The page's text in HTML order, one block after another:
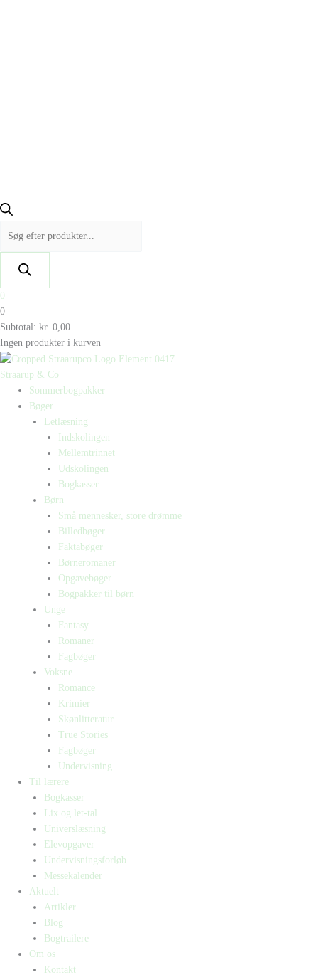
0
0
Subtotal: kr. 0,00
Ingen produkter i kurven
Straarup & Co
Sommerbogpakker
Bøger
Letlæsning
Indskolingen
Mellemtrinnet
Udskolingen
Bogkasser
Børn
Små mennesker, store drømme
Billedbøger
Faktabøger
Børneromaner
Opgavebøger
Bogpakker til børn
Unge
Fantasy
Romaner
Fagbøger
Voksne
Romance
Krimier
Skønlitteratur
True Stories
Fagbøger
Undervisning
Til lærere
Bogkasser
Lix og let-tal
Universlæsning
Elevopgaver
Undervisningsforløb
Messekalender
Aktuelt
Artikler
Blog
Bogtrailere
Om os
Kontakt